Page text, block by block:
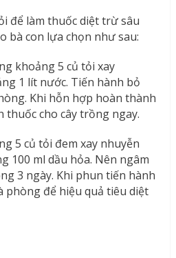
để làm thuốc diệt trừ sâu
bà con lựa chọn như sau:
khoảng 5 củ tỏi xay
1 lít nước. Tiến hành bỏ
Khi hỗn hợp hoàn thành
thuốc cho cây trồng ngay.
5 củ tỏi đem xay nhuyễn
100 ml dầu hỏa. Nên ngâm
3 ngày. Khi phun tiến hành
phòng để hiệu quả tiêu diệt